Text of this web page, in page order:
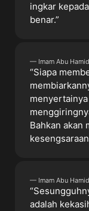
ingkar
benar.”
— Imam Abu
“Siapa
Bahkan akan
— Imam Abu
adalah